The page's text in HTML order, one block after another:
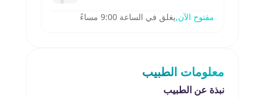
مفتوح الآن,يغلق في الساعة 9:00 مساءً
معلومات الطبيب
نبذة عن الطبيب